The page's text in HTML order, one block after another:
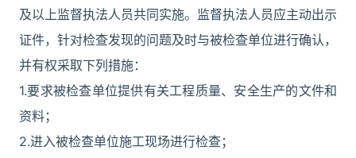
及以上监督执法人员共同实施。监督执法人员应主动出示
证件，针对检查发现的问题及时与被检查单位进行确认，
并有权采取下列措施：
1.要求被检查单位提供有关工程质量、安全生产的文件和
资料；
2.进入被检查单位施工现场进行检查；